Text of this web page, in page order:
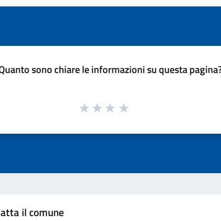
sono chiare le informazioni su questa
il comune